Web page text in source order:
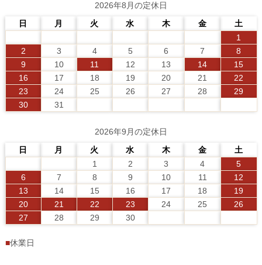
2026年8月の定休日
日
月 火 水 木 金
土
1
2
3 4 5 6 7
8
9
10 11 12 13 14
15
16
17 18 19 20 21
22
23
24 25 26 27 28
29
30
31
2026年9月の定休日
日
月 火 水 木 金
土
1
2 3 4
5
6
7 8 9 10 11
12
13
14 15 16 17 18
19
20
21 22 23 24 25
26
27
28 29 30
■休業日